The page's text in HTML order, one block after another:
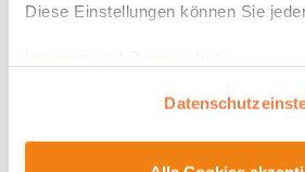
Diese Einstellungen können Sie
Brusttasche mit Knopfverschluss Verstärkte Seitenschlitze
Eigenschaften, Atmungsaktivität und
auf der linken BrustseiteGrammatur: 200
BaumwolleAngaben zur
R312XHersteller: Result Clothing Ltd.
* Preise inkl. gesetzlicher Mwst. +